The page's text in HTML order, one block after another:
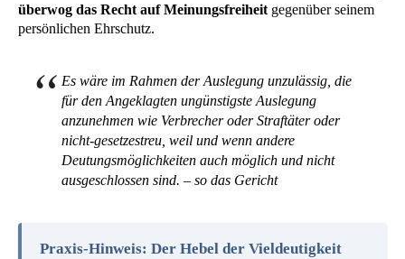
überwog das Recht auf Meinungsfreiheit gegenüber seinem
persönlichen Ehrschutz.
Es wäre im Rahmen der Auslegung unzulässig, die
für den Angeklagten ungünstigste Auslegung
anzunehmen wie Verbrecher oder Straftäter oder
nicht-gesetzestreu, weil und wenn andere
Deutungsmöglichkeiten auch möglich und nicht
ausgeschlossen sind. – so das Gericht
Praxis-Hinweis: Der Hebel der Vieldeutigkeit